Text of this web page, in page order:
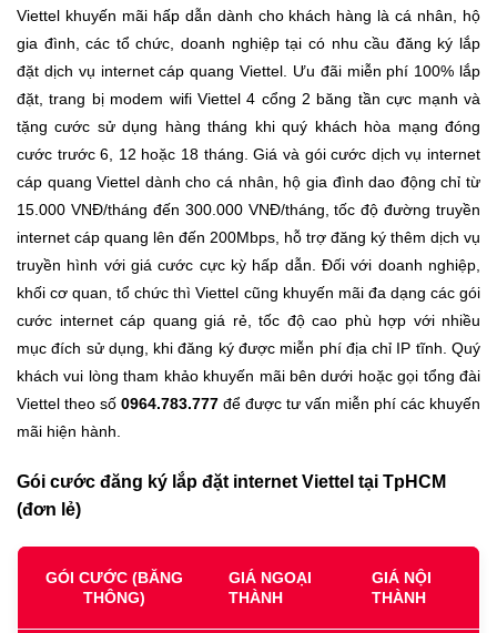
Viettel khuyến mãi hấp dẫn dành cho khách hàng là cá nhân, hộ
gia đình, các tổ chức, doanh nghiệp tại có nhu cầu đăng ký lắp
đặt dịch vụ internet cáp quang Viettel. Ưu đãi miễn phí 100% lắp
đặt, trang bị modem wifi Viettel 4 cổng 2 băng tần cực mạnh và
tặng cước sử dụng hàng tháng khi quý khách hòa mạng đóng
cước trước 6, 12 hoặc 18 tháng. Giá và gói cước dịch vụ internet
cáp quang Viettel dành cho cá nhân, hộ gia đình dao động chỉ từ
15.000 VNĐ/tháng đến 300.000 VNĐ/tháng, tốc độ đường truyền
internet cáp quang lên đến 200Mbps, hỗ trợ đăng ký thêm dịch vụ
truyền hình với giá cước cực kỳ hấp dẫn. Đối với doanh nghiệp,
khối cơ quan, tổ chức thì Viettel cũng khuyến mãi đa dạng các gói
cước internet cáp quang giá rẻ, tốc độ cao phù hợp với nhiều
mục đích sử dụng, khi đăng ký được miễn phí địa chỉ IP tĩnh. Quý
khách vui lòng tham khảo khuyến mãi bên dưới hoặc gọi tổng đài
Viettel theo số 0964.783.777 để được tư vấn miễn phí các khuyến
mãi hiện hành.
Gói cước đăng ký lắp đặt internet Viettel tại TpHCM
(đơn lẻ)
GÓI CƯỚC (BĂNG
THÔNG)
GIÁ NGOẠI
THÀNH
GIÁ NỘI
THÀNH